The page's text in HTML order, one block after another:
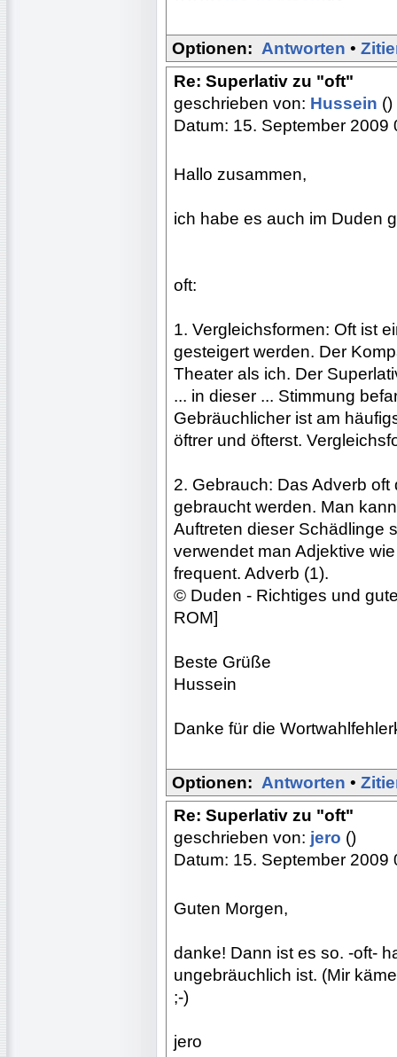
Optionen: Antworten •
Re: Superlativ zu "oft"
geschrieben von: Hussein ()
Datum: 15. September 2009
Hallo zusammen,
ich habe es auch im Duden
oft:
1. Vergleichsformen: Oft ist
gesteigert werden. Der
Theater als ich. Der
... in dieser ... Stimmung
Gebräuchlicher ist am
öftrer und öfterst.
2. Gebrauch: Das Adverb
gebraucht werden. Man
Auftreten dieser Schädlinge
verwendet man Adjektive
frequent. Adverb (1).
© Duden - Richtiges und
ROM]
Beste Grüße
Hussein
Danke für die
Optionen: Antworten •
Re: Superlativ zu "oft"
geschrieben von: jero ()
Datum: 15. September 2009
Guten Morgen,
danke! Dann ist es so. -oft-
ungebräuchlich ist. (Mir
;-)
jero